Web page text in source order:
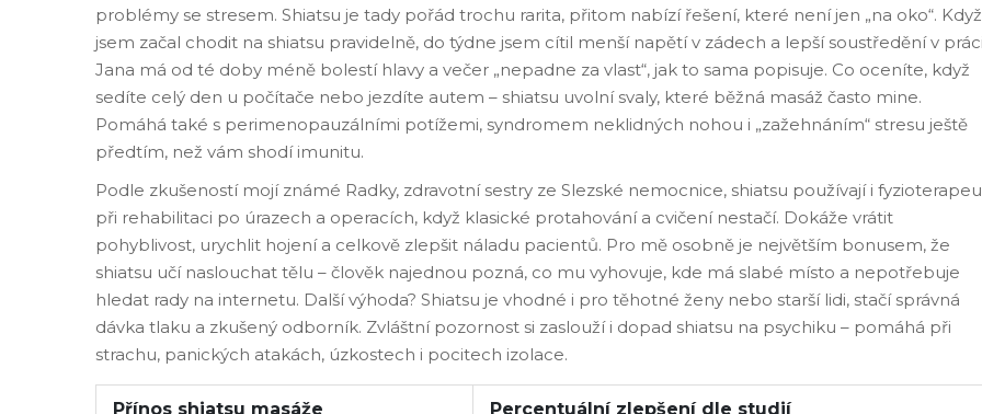
problémy se stresem. Shiatsu je tady pořád trochu rarita, přitom nabízí řešení, které není jen „na oko“. Když
jsem začal chodit na shiatsu pravidelně, do týdne jsem cítil menší napětí v zádech a lepší soustředění v
Jana má od té doby méně bolestí hlavy a večer „nepadne za vlast“, jak to sama popisuje. Co oceníte, když
sedíte celý den u počítače nebo jezdíte autem – shiatsu uvolní svaly, které běžná masáž často mine.
Pomáhá také s perimenopauzálními potížemi, syndromem neklidných nohou i „zažehnáním“ stresu ještě
předtím, než vám shodí imunitu.
Podle zkušeností mojí známé Radky, zdravotní sestry ze Slezské nemocnice, shiatsu používají i
při rehabilitaci po úrazech a operacích, když klasické protahování a cvičení nestačí. Dokáže vrátit
pohyblivost, urychlit hojení a celkově zlepšit náladu pacientů. Pro mě osobně je největším bonusem, že
shiatsu učí naslouchat tělu – člověk najednou pozná, co mu vyhovuje, kde má slabé místo a nepotřebuje
hledat rady na internetu. Další výhoda? Shiatsu je vhodné i pro těhotné ženy nebo starší lidi, stačí správná
dávka tlaku a zkušený odborník. Zvláštní pozornost si zaslouží i dopad shiatsu na psychiku – pomáhá při
strachu, panických atakách, úzkostech i pocitech izolace.
Přínos shiatsu masáže Percentuální zlepšení dle studií